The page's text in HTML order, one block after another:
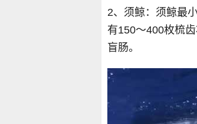
2、须鲸：须鲸最
有150～400枚梳
盲肠。